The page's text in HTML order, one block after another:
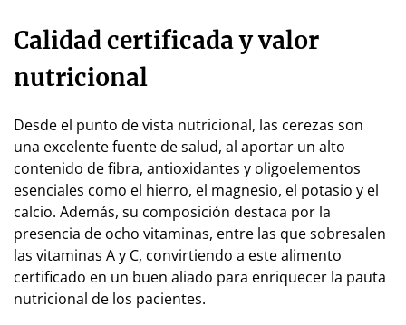
Calidad certificada y valor
nutricional
Desde el punto de vista nutricional, las cerezas son
una excelente fuente de salud, al aportar un alto
contenido de fibra, antioxidantes y oligoelementos
esenciales como el hierro, el magnesio, el potasio y el
calcio. Además, su composición destaca por la
presencia de ocho vitaminas, entre las que sobresalen
las vitaminas A y C, convirtiendo a este alimento
certificado en un buen aliado para enriquecer la pauta
nutricional de los pacientes.